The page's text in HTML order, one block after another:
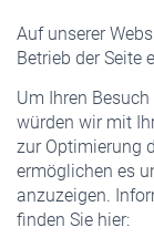
Auf unserer
Betrieb der Seite
Um Ihren
würden wir mit
zur Optimierung
ermöglichen es
anzuzeigen.
finden Sie hier:
Pflichtversicherung
Staatliche
Veranstaltungen
Rentner
Rentenbeginn